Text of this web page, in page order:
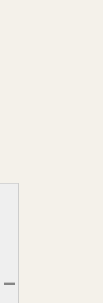
Clawpump -
Pod the Squire -